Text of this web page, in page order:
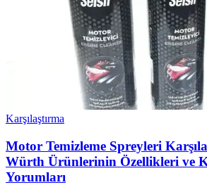
Karşılaştırma
Motor Temizleme Spreyleri
Würth Ürünlerinin Özellikleri ve
Yorumları